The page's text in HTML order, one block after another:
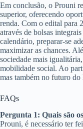
Em conclusão, o Prouni
superior, oferecendo
renda. Com o edital para
através de bolsas
calendário, preparar-se
maximizar as chances.
sociedade mais
mobilidade social. Ao
mas também no futuro do
FAQs
Pergunta 1: Quais são
Prouni, é necessário ter